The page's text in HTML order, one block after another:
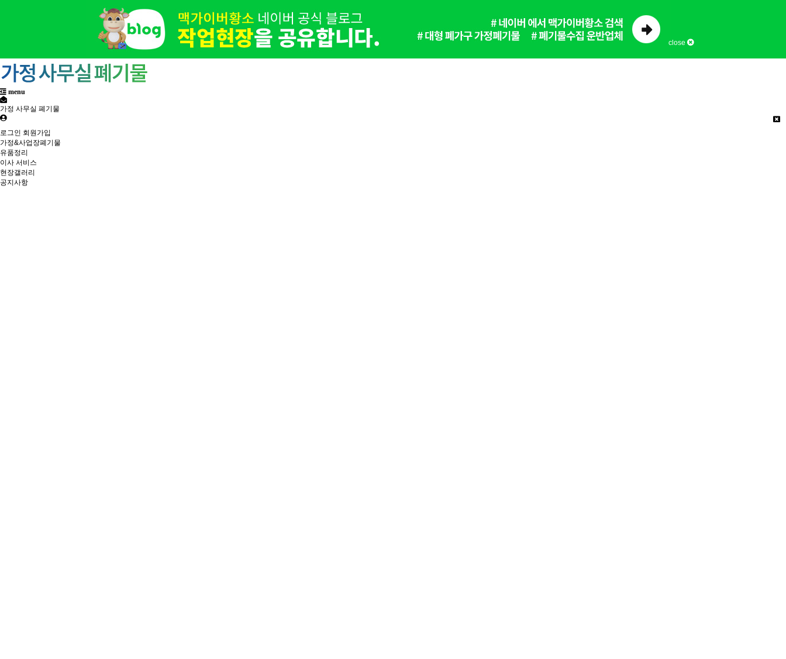
close
menu
가정 사무실 폐기물
로그인 회원가입
가정&사업장폐기물
유품정리
이사 서비스
현장갤러리
공지사항